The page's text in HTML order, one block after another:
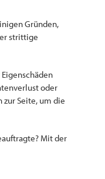
Gründen,
strittige
oder
zur Seite, um die
Mit der